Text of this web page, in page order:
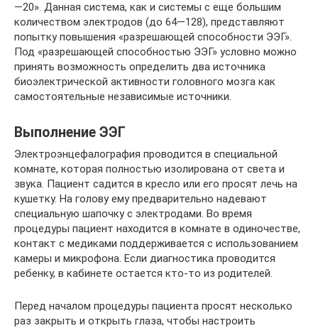
—20». Данная система, как и системы с еще большим
количеством электродов (до 64—128), представляют
попытку повышения «разрешающей способности ЭЭГ».
Под «разрешающей способностью ЭЭГ» условно можно
принять возможность определить два источника
биоэлектрической активности головного мозга как
самостоятельные независимые источники.
Выполнение ЭЭГ
Электроэнцефалография проводится в специальной
комнате, которая полностью изолирована от света и
звука. Пациент садится в кресло или его просят лечь на
кушетку. На голову ему предварительно надевают
специальную шапочку с электродами. Во время
процедуры пациент находится в комнате в одиночестве,
контакт с медиками поддерживается с использованием
камеры и микрофона. Если диагностика проводится
ребенку, в кабинете остается кто-то из родителей.
Перед началом процедуры пациента просят несколько
раз закрыть и открыть глаза, чтобы настроить